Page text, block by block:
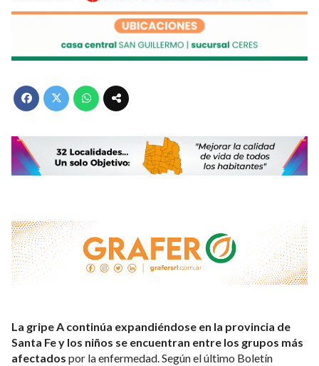
La gripe A continúa expandiéndose en la provincia de
Santa Fe y los niños se encuentran entre los grupos más
afectados por la enfermedad. Según el último Boletín